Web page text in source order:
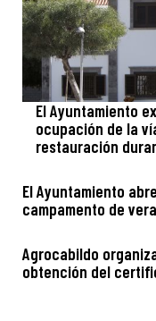
El Ayuntamiento
ocupación de la
restauración
El Ayuntamiento
campamento de
Agrocabildo
obtención del